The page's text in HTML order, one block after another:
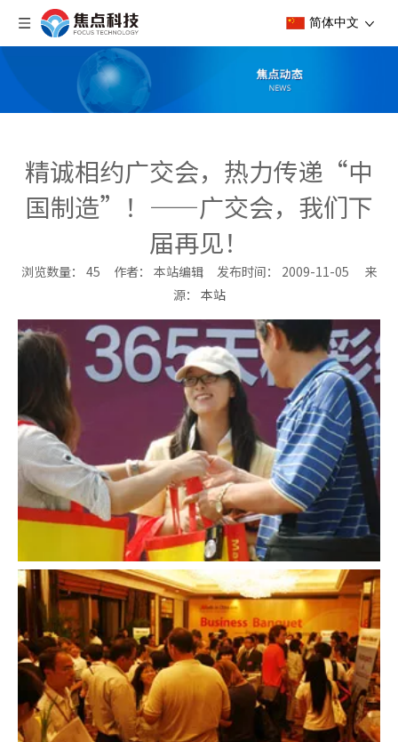
简体中文
精诚相约广交会，热力传递“中
国制造”！——广交会，我们下
届再见！
浏览数量： 45 作者： 本站编辑 发布时间： 2009-11-05 来
源： 本站
["wechat","weibo","qzone","douban","email"]